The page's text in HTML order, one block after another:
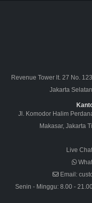
Revenue Tower lt. 27 No.
Jakarta
Jl. Komodor Halim
Makasar, Jakarta
Live
Email:
Senin - Minggu: 8.00 -